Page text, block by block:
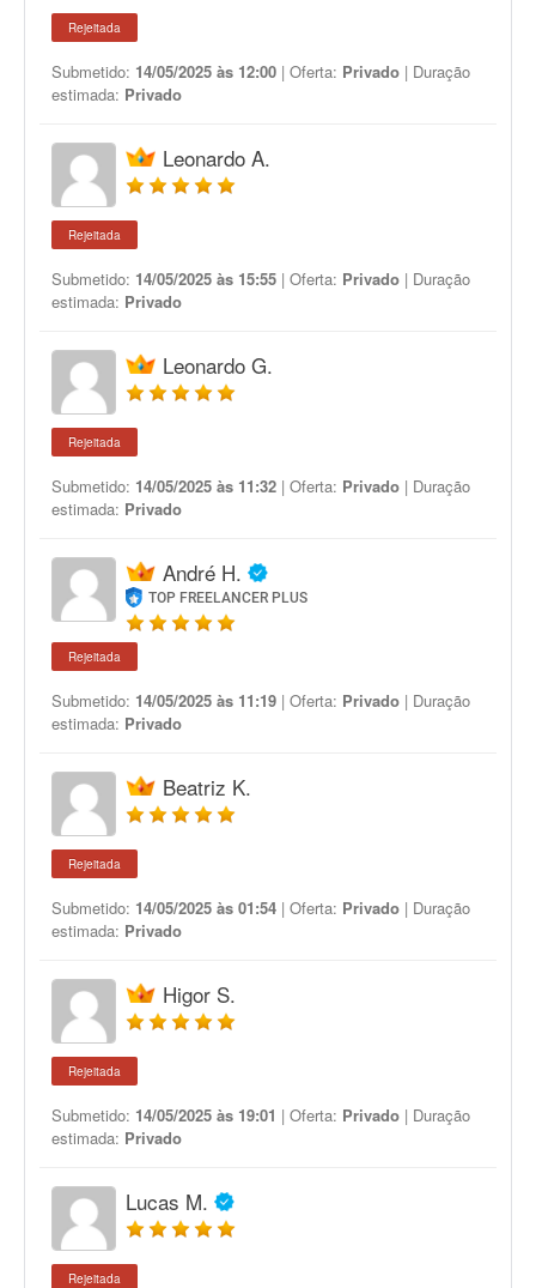
Rejeitada
Submetido: 14/05/2025 às 12:00 | Oferta: Privado | Duração
estimada: Privado
Leonardo A.
Rejeitada
Submetido: 14/05/2025 às 15:55 | Oferta: Privado | Duração
estimada: Privado
Leonardo G.
Rejeitada
Submetido: 14/05/2025 às 11:32 | Oferta: Privado | Duração
estimada: Privado
André H.
TOP FREELANCER PLUS
Rejeitada
Submetido: 14/05/2025 às 11:19 | Oferta: Privado | Duração
estimada: Privado
Beatriz K.
Rejeitada
Submetido: 14/05/2025 às 01:54 | Oferta: Privado | Duração
estimada: Privado
Higor S.
Rejeitada
Submetido: 14/05/2025 às 19:01 | Oferta: Privado | Duração
estimada: Privado
Lucas M.
Rejeitada